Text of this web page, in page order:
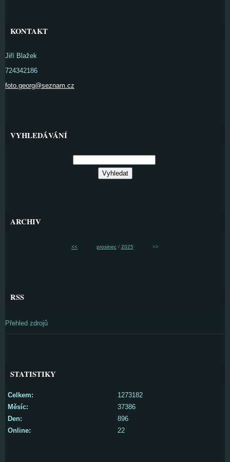
KONTAKT
Jiří Blažek
724342186
foto.georg@seznam.cz
VYHLEDÁVÁNÍ
ARCHIV
<< prosinec/ 2025 >>
RSS
Přehled zdrojů
STATISTIKY
Online: 22
Celkem:
1273182
Měsíc:
37386
Den:
896